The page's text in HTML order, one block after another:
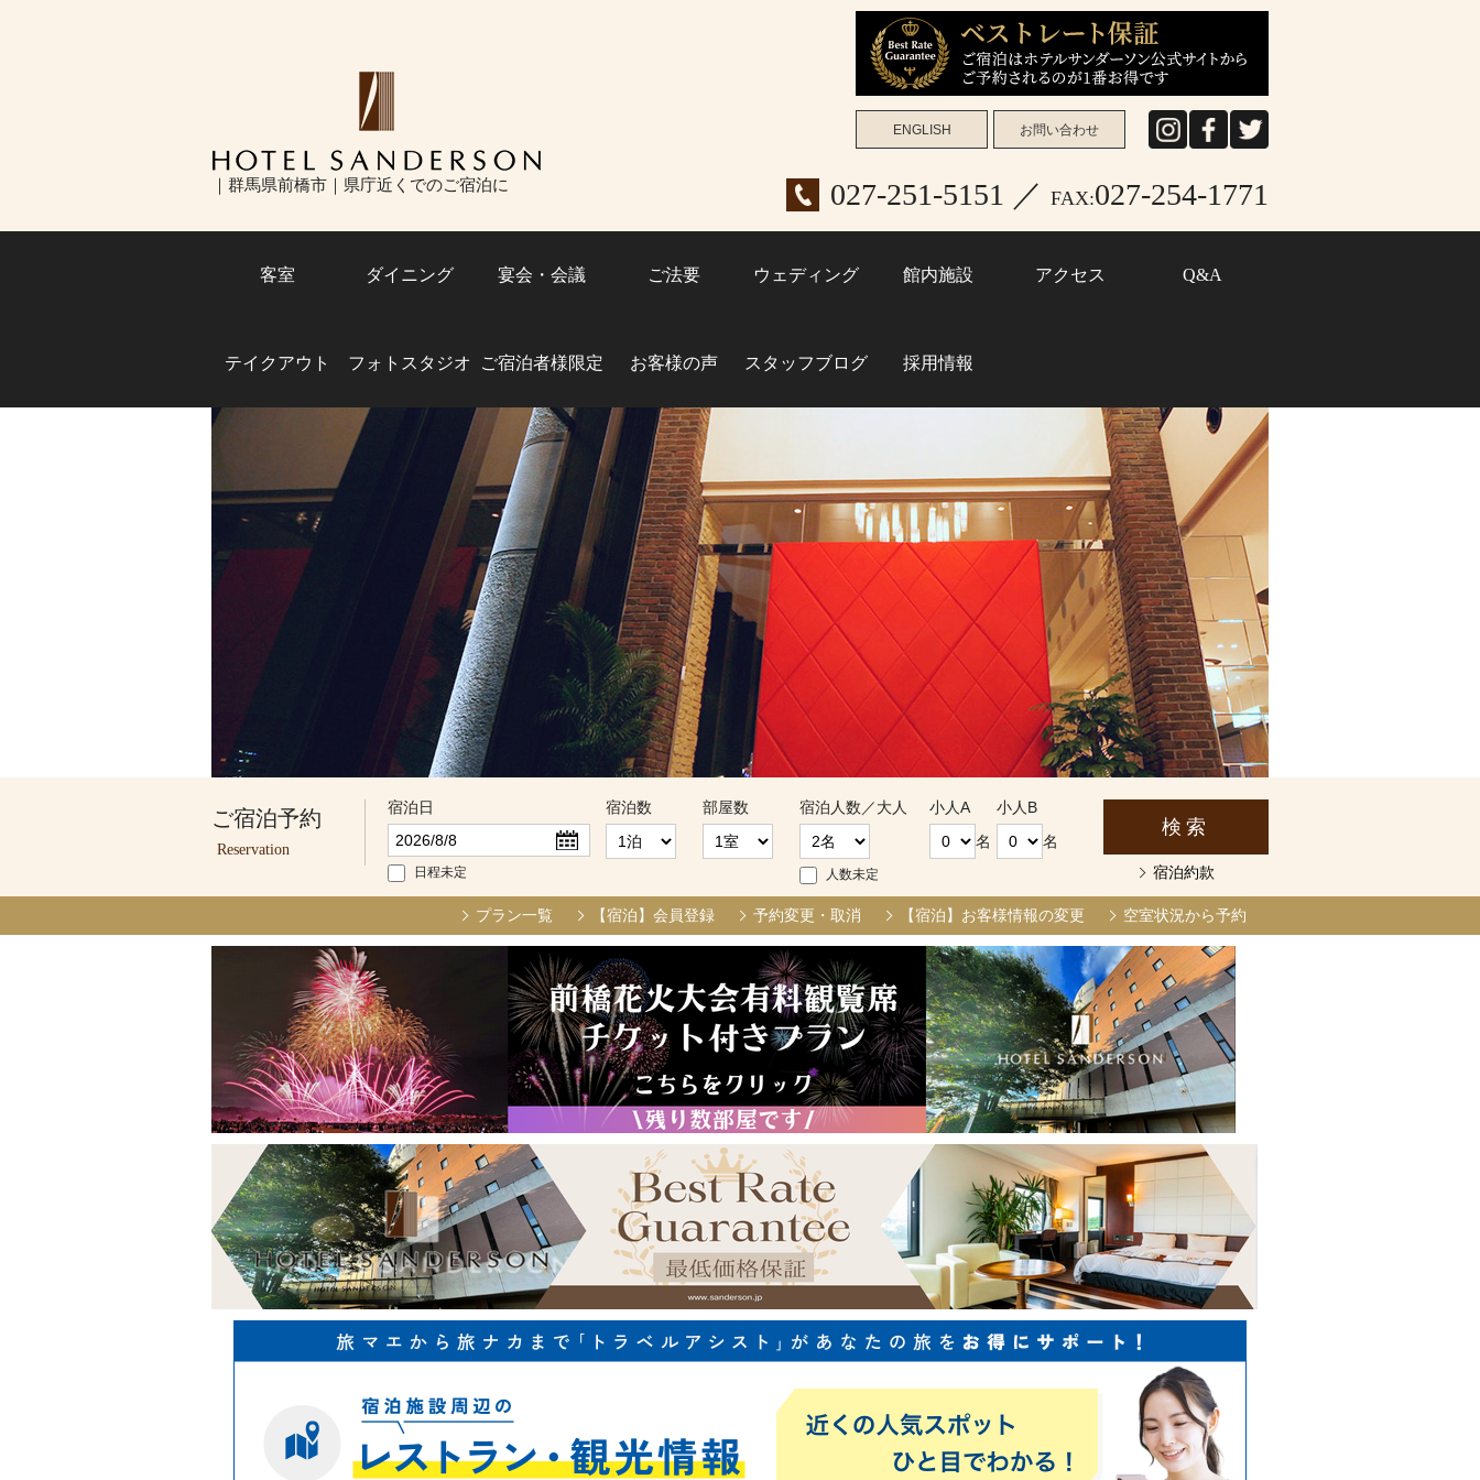
ホテルサンダーソン 前橋市で宿泊・女子旅
｜群馬県前橋市｜県庁近くでのご宿泊に
ENGLISH お問い合わせ
027-251-5151 ／ FAX:027-254-1771
客室 ダイニング 宴会・会議 ご法要 ウェディング 館内施設 アクセス Q&A
テイクアウト フォトスタジオ ご宿泊者様限定 お客様の声 スタッフブログ 採用情報
ご宿泊予約
Reservation
宿泊日
日程未定
宿泊数 部屋数 宿泊人数／大人
人数未定
小人A
名
小人B
名
宿泊約款
プラン一覧 【宿泊】会員登録 予約変更・取消 【宿泊】お客様情報の変更 空室状況から予約